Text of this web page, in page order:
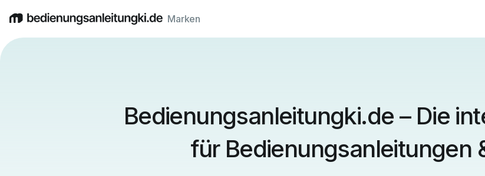
EnglishDeutschEspañolItalianoFrançais
Marken
Bedienungsanleitungki.de – Die
für Bedienungsanleitungen